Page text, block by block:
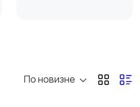
По новизне